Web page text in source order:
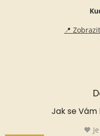
📍
Jak se
🧡